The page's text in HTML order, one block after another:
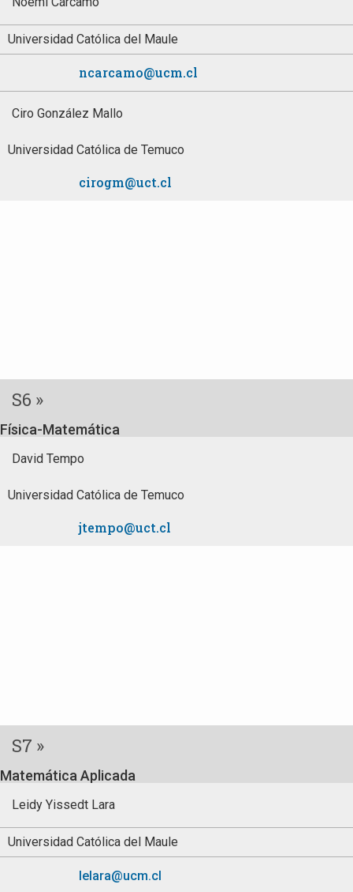
Universidad Católica del Maule
ncarcamo@ucm.cl
Ciro González Mallo
Universidad Católica de Temuco
cirogm@uct.cl
S6 »
Física-Matemática
David Tempo
Universidad Católica de Temuco
jtempo@uct.cl
S7 »
Matemática Aplicada
Leidy Yissedt Lara
Universidad Católica del Maule
lelara@ucm.cl